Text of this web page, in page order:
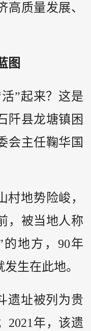
高质量发展、
图
”起来？这是
阡县龙塘镇困
会主任鞠华国
村地势险峻，
，被当地人称
地方，90年
生在此地。
遗址被列为贵
2021年，该遗